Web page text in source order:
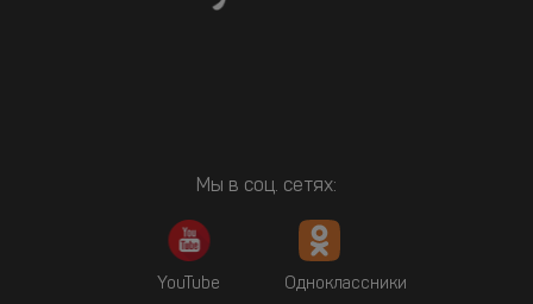
Мы в соц. сетях:
YouTube Одноклассники